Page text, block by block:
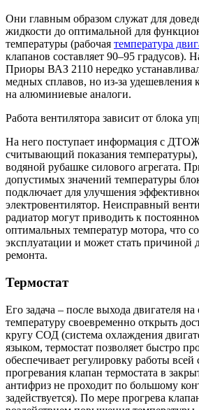
Они главным образом служат для
жидкости до оптимальной для
температуры (рабочая температура
клапанов составляет 90–95 градусов).
Приоры ВАЗ 2110 нередко
медных сплавов, но из-за удешевления
на алюминиевые аналоги.
Работа вентилятора зависит от блока
На него поступает информация с ДТОЖ
считывающий показания
водяной рубашке силового агрегата.
допустимых значений температуры
подключает для улучшения
электровентилятор. Неисправный
радиатор могут приводить к
оптимальных температур мотора, что
эксплуатации и может стать причиной
ремонта.
Термостат
Его задача – после выхода двигателя
температуру своевременно открыть
кругу СОД (система охлаждения
языком, термостат позволяет быстро
обеспечивает регулировку работы
прогревания клапан термостата в
антифриз не проходит по большому
задействуется). По мере прогрева